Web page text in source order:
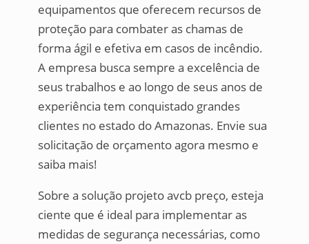
equipamentos que oferecem recursos de
proteção para combater as chamas de
forma ágil e efetiva em casos de incêndio.
A empresa busca sempre a excelência de
seus trabalhos e ao longo de seus anos de
experiência tem conquistado grandes
clientes no estado do Amazonas. Envie sua
solicitação de orçamento agora mesmo e
saiba mais!
Sobre a solução projeto avcb preço, esteja
ciente que é ideal para implementar as
medidas de segurança necessárias, como